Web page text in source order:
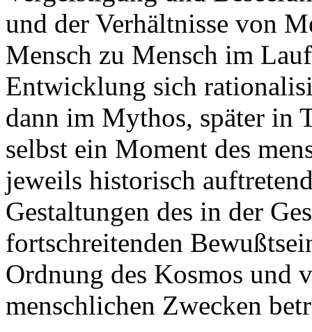
und der Verhältnisse von
Mensch zu Mensch im
Entwicklung sich
dann im Mythos, später in
selbst ein Moment des
jeweils historisch
Gestaltungen des in der
fortschreitenden
Ordnung des Kosmos und
menschlichen Zwecken